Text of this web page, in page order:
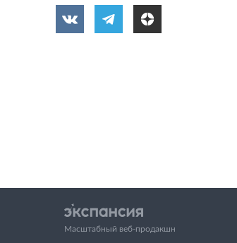
Масштабный веб-продакшн